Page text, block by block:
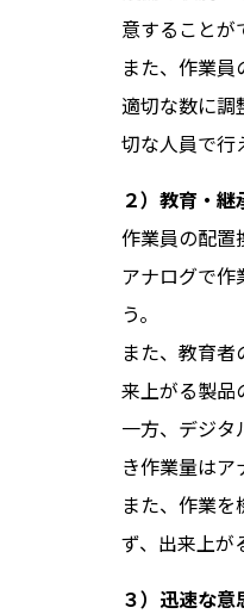
意することが
また、作業
適切な数に調
切な人員で行
２）教育・
作業員の配置
アナログで作
う。
また、教育
来上がる製品
一方、デジタ
き作業量はア
また、作業
ず、出来上が
３）迅速な意